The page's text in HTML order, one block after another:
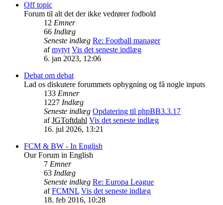
Off topic
Forum til alt det der ikke vedrører fodbold
12 Emner
66 Indlæg
Seneste indlæg Re: Football manager
afmytyt Vis det seneste indlæg
6. jan 2023, 12:06
Debat om debat
Lad os diskutere forummets opbygning og få nogle inputs
133 Emner
1227 Indlæg
Seneste indlæg Opdatering til phpBB3.3.17
afJGToftdahl Vis det seneste indlæg
16. jul 2026, 13:21
FCM & BW - In English
Our Forum in English
7 Emner
63 Indlæg
Seneste indlæg Re: Europa League
afFCMNL Vis det seneste indlæg
18. feb 2016, 10:28